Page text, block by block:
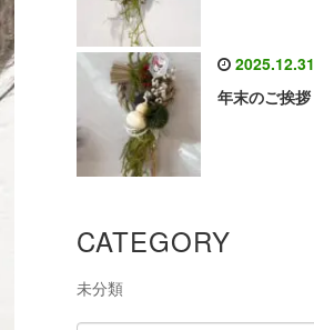
2025.12.31
年末のご挨拶
CATEGORY
未分類